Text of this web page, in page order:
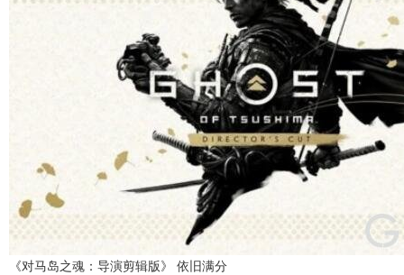
《对马岛之魂：导演剪辑版》 依旧满分